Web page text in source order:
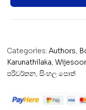
Categories: Authors,
Karunathilaka,
පරිවර්තන, සිංහල පොත්